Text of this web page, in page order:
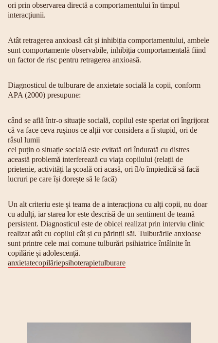
ori prin observarea directă a comportamentului în timpul
interacțiunii.
Atât retragerea anxioasă cât și inhibiția comportamentului, ambele
sunt comportamente observabile, inhibiția comportamentală fiind
un factor de risc pentru retragerea anxioasă.
Diagnosticul de tulburare de anxietate socială la copii, conform
APA (2000) presupune:
când se află într-o situație socială, copilul este speriat ori îngrijorat
că va face ceva rușinos ce alții vor considera a fi stupid, ori de
râsul lumii
cel puțin o situație socială este evitată ori îndurată cu distres
această problemă interferează cu viața copilului (relații de
prietenie, activități la școală ori acasă, ori îl/o împiedică să facă
lucruri pe care își dorește să le facă)
Un alt criteriu este și teama de a interacționa cu alți copii, nu doar
cu adulți, iar starea lor este descrisă de un sentiment de teamă
persistent. Diagnosticul este de obicei realizat prin interviu clinic
realizat atât cu copilul cât și cu părinții săi. Tulburările anxioase
sunt printre cele mai comune tulburări psihiatrice întâlnite în
copilărie și adolescență.
anxietatecopilăriepsihoterapietulburare